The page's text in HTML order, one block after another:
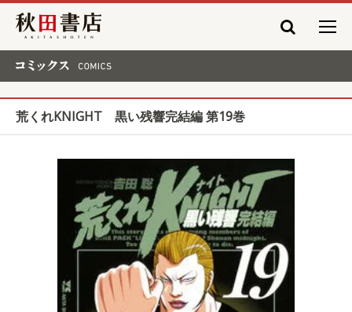
秋田書店
荒くれKNIGHT 黒い残響完結編 第19巻